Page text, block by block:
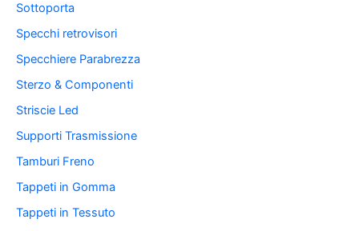
Sottoporta
Specchi retrovisori
Specchiere Parabrezza
Sterzo & Componenti
Striscie Led
Supporti Trasmissione
Tamburi Freno
Tappeti in Gomma
Tappeti in Tessuto